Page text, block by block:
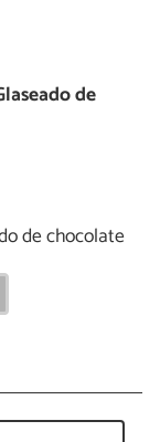
de
de chocolate